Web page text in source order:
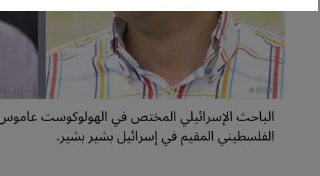
الباحث الإسرائيلي المختص في الهولوكوست
الفلسطيني المقيم في إسرائيل بشير بشير.